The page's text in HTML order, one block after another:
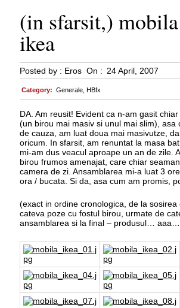
(in sfarsit,)
ikea
Posted by : Eros On : 24 April, 2007
Category: Generale, HBfx
DA. Am reusit! Evident ca n-am gasit
(un birou mai masiv si unul mai slim), asa
de cauza, am luat doua mai masivutze,
oricum. In sfarsit, am renuntat la masa
mi-am dus veacul aproape un an de zile.
birou frumos amenajat, care chiar
camera de zi. Ansamblarea mi-a luat 3
ora / bucata. Si da, asa cum am promis,
(exact in ordine cronologica, de la sosirea
cateva poze cu fostul birou, urmate de
ansamblarea si la final – produsul…